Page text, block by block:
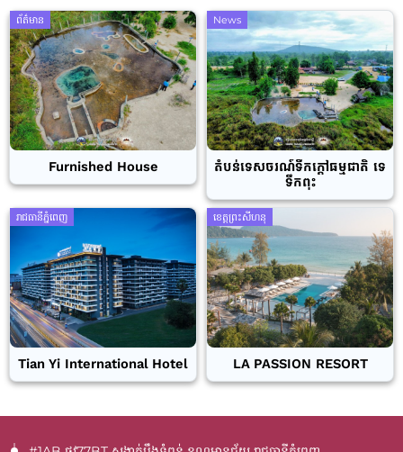
ព័ត៌មាន
Furnished House
News
តំបន់ទេសចរណ៍ទឹកក្តៅធម្មជាតិ ទេ
ទឹកពុះ
រាជធានីភ្នំពេញ
Tian Yi International Hotel
ខេត្តព្រះសីហនុ
LA PASSION RESORT